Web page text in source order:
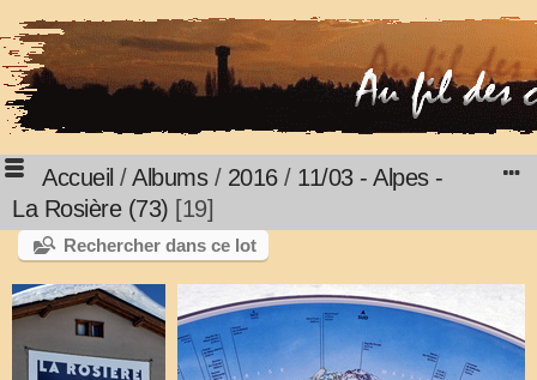
Accueil /Albums/ 2016/ 11/03 - Alpes -
La Rosière (73) 19
Rechercher dans ce lot